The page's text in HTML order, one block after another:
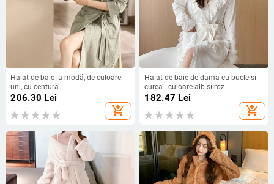
Halat de baie la modă, de culoare
uni, cu centură
206.30 Lei
add_shopping_cart
Halat de baie de dama cu bucle si
curea - culoare alb si roz
182.47 Lei
add_shopping_cart